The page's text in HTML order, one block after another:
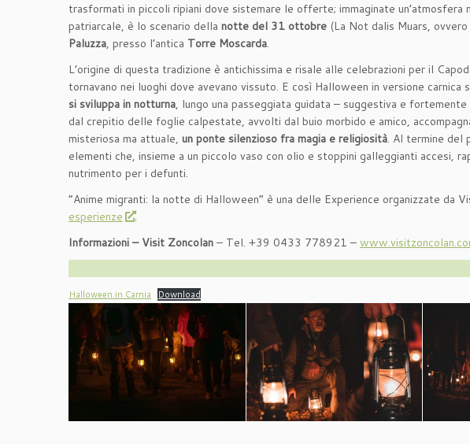
trasformati in piccoli ripiani dove sistemare le offerte; immaginate
patriarcale, è lo scenario della notte del 31 ottobre (La Not dalis Muars,
Paluzza, presso l’antica Torre Moscarda.
L’origine di questa tradizione è antichissima e risale alle celebrazioni per il
tornavano nei luoghi dove avevano vissuto. E così Halloween in versione
si sviluppa in notturna, lungo una passeggiata guidata – suggestiva e
dal crepitio delle foglie calpestate, avvolti dal buio morbido e amico,
misteriosa ma attuale, un ponte silenzioso fra magia e religiosità. Al termine del
elementi che, insieme a un piccolo vaso con olio e stoppini galleggianti accesi,
nutrimento per i defunti.
“Anime migranti: la notte di Halloween” è una delle Experience organizzate da
esperienze
.
Informazioni – Visit Zoncolan – Tel. +39 0433 778921 –
Halloween in Carnia Download